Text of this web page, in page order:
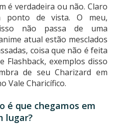
é verdadeira ou não. Claro
ponto de vista. O meu,
não passa de uma
atual estão mesclados
coisa que não é feita
Flashback, exemplos disso
de seu Charizard em
Vale Charicífico.
é que chegamos em
lugar?